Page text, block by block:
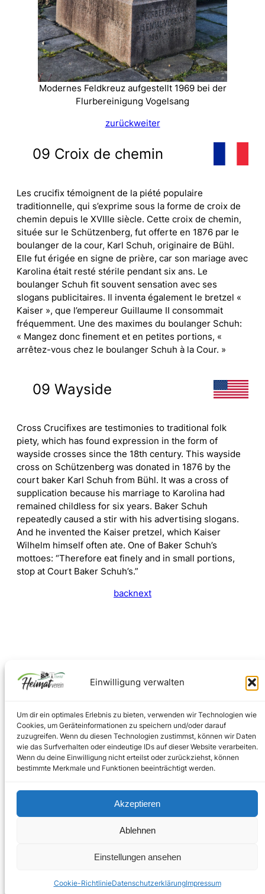
Einwilligung verwalten
Um dir ein optimales Erlebnis zu bieten, verwenden wir Technologien wie
Cookies, um Geräteinformationen zu speichern und/oder darauf
zuzugreifen. Wenn du diesen Technologien zustimmst, können wir Daten
wie das Surfverhalten oder eindeutige IDs auf dieser Website verarbeiten.
Wenn du deine Einwilligung nicht erteilst oder zurückziehst, können
bestimmte Merkmale und Funktionen beeinträchtigt werden.
Akzeptieren
Ablehnen
Einstellungen ansehen
Cookie-RichtlinieDatenschutzerklärungImpressum
Modernes Feldkreuz aufgestellt 1969 bei der
Flurbereinigung Vogelsang
zurückweiter
09 Croix de chemin
Les crucifix témoignent de la piété populaire
traditionnelle, qui s’exprime sous la forme de croix de
chemin depuis le XVIIIe siècle. Cette croix de chemin,
située sur le Schützenberg, fut offerte en 1876 par le
boulanger de la cour, Karl Schuh, originaire de Bühl.
Elle fut érigée en signe de prière, car son mariage avec
Karolina était resté stérile pendant six ans. Le
boulanger Schuh fit souvent sensation avec ses
slogans publicitaires. Il inventa également le bretzel «
Kaiser », que l’empereur Guillaume II consommait
fréquemment. Une des maximes du boulanger Schuh:
« Mangez donc finement et en petites portions, «
arrêtez-vous chez le boulanger Schuh à la Cour. »
09 Wayside
Cross Crucifixes are testimonies to traditional folk
piety, which has found expression in the form of
wayside crosses since the 18th century. This wayside
cross on Schützenberg was donated in 1876 by the
court baker Karl Schuh from Bühl. It was a cross of
supplication because his marriage to Karolina had
remained childless for six years. Baker Schuh
repeatedly caused a stir with his advertising slogans.
And he invented the Kaiser pretzel, which Kaiser
Wilhelm himself often ate. One of Baker Schuh’s
mottoes: “Therefore eat finely and in small portions,
stop at Court Baker Schuh’s.”
backnext
Facebook Instagram
Impressum–Datenschutz
Copyright © 2024